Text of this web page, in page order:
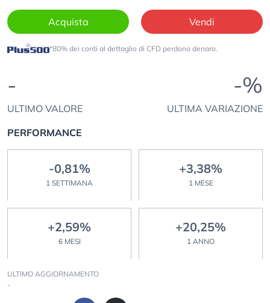
Acquista Vendi
*80% dei conti al dettaglio di CFD perdono denaro.
-
ULTIMO VALORE
-%
ULTIMA VARIAZIONE
PERFORMANCE
-0,81%
1 SETTIMANA
+3,38%
1 MESE
+2,59%
6 MESI
+20,25%
1 ANNO
ULTIMO AGGIORNAMENTO
-